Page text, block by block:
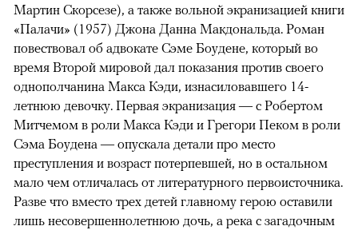
Мартин Скорсезе), а также вольной экранизацией книги
«Палачи» (1957) Джона Данна Макдональда. Роман
повествовал об адвокате Сэме Боудене, который во
время Второй мировой дал показания против своего
однополчанина Макса Кэди, изнасиловавшего 14-
летнюю девочку. Первая экранизация — с Робертом
Митчемом в роли Макса Кэди и Грегори Пеком в роли
Сэма Боудена — опускала детали про место
преступления и возраст потерпевшей, но в остальном
мало чем отличалась от литературного первоисточника.
Разве что вместо трех детей главному герою оставили
лишь несовершеннолетнюю дочь, а река с загадочным